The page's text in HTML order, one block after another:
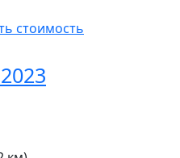
стоимость